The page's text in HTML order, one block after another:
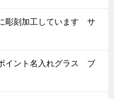
彫刻加工しています サ
イント名入れグラス ブ